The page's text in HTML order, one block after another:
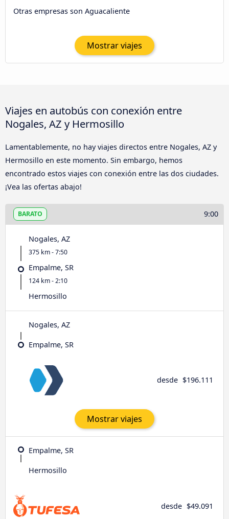
Otras empresas son Aguacaliente
Mostrar viajes
Viajes en autobús con conexión entre
Nogales, AZ y Hermosillo
Lamentablemente, no hay viajes directos entre Nogales, AZ y
Hermosillo en este momento. Sin embargo, hemos
encontrado estos viajes con conexión entre las dos ciudades.
¡Vea las ofertas abajo!
BARATO 9:00
Nogales, AZ
375 km - 7:50
Empalme, SR
124 km - 2:10
Hermosillo
Nogales, AZ
Empalme, SR
desde $196.111
Mostrar viajes
Empalme, SR
Hermosillo
desde $49.091